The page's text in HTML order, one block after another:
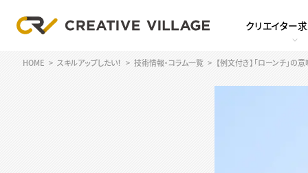
クリエイター
HOME スキルアップしたい！ 技術情報・コラム一覧 【例文付き】「ローンチ」